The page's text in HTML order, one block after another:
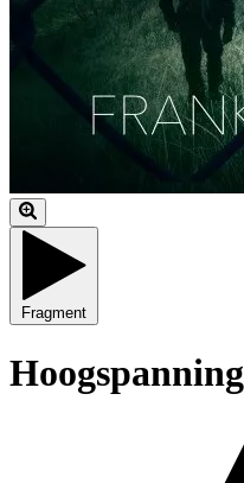
Fragment
Hoogspanning